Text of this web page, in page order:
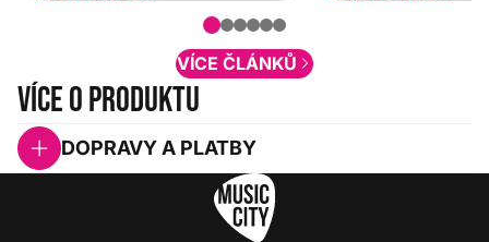
VÍCE ČLÁNKŮ
Více o produktu
DOPRAVY A PLATBY